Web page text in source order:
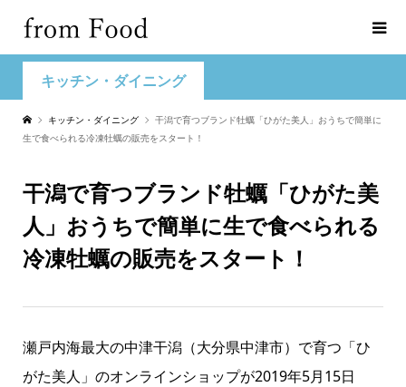
キッチン・ダイニング
キッチン・ダイニング
干潟で育つブランド牡蠣「ひがた美人」おうちで簡単に
生で食べられる冷凍牡蠣の販売をスタート！
干潟で育つブランド牡蠣「ひがた美
人」おうちで簡単に生で食べられる
冷凍牡蠣の販売をスタート！
瀬戸内海最大の中津干潟（大分県中津市）で育つ「ひ
がた美人」のオンラインショップが2019年5月15日